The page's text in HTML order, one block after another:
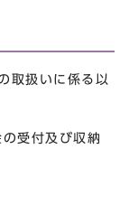
扱いに係る以
受付及び収納